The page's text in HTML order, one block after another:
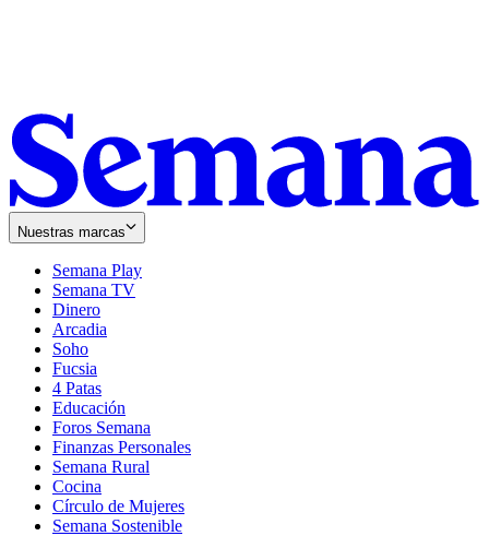
Nuestras marcas
Semana Play
Semana TV
Dinero
Arcadia
Soho
in
new
window
Fucsia
in
new
window
4 Patas
Educación
Foros Semana
Finanzas Personales
Semana Rural
Cocina
Círculo de Mujeres
Semana Sostenible